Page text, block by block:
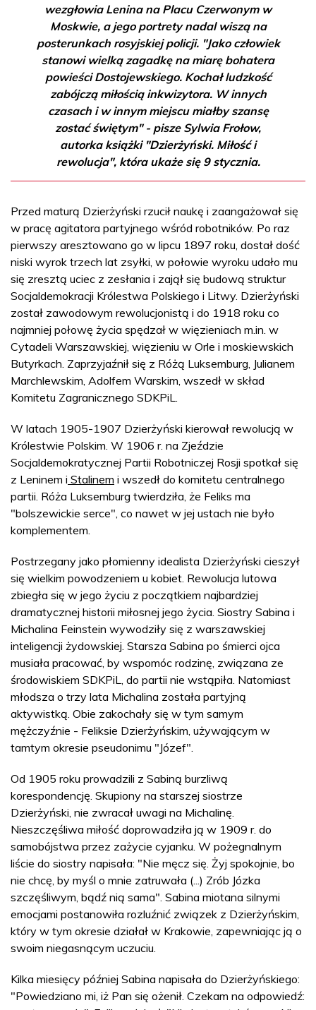
wezgłowia Lenina na Placu Czerwonym w
Moskwie, a jego portrety nadal wiszą na
posterunkach rosyjskiej policji. "Jako człowiek
stanowi wielką zagadkę na miarę bohatera
powieści Dostojewskiego. Kochał ludzkość
zabójczą miłością inkwizytora. W innych
czasach i w innym miejscu miałby szansę
zostać świętym" - pisze Sylwia Frołow,
autorka książki "Dzierżyński. Miłość i
rewolucja", która ukaże się 9 stycznia.
Przed maturą Dzierżyński rzucił naukę i zaangażował się
w pracę agitatora partyjnego wśród robotników. Po raz
pierwszy aresztowano go w lipcu 1897 roku, dostał dość
niski wyrok trzech lat zsyłki, w połowie wyroku udało mu
się zresztą uciec z zesłania i zajął się budową struktur
Socjaldemokracji Królestwa Polskiego i Litwy. Dzierżyński
został zawodowym rewolucjonistą i do 1918 roku co
najmniej połowę życia spędzał w więzieniach m.in. w
Cytadeli Warszawskiej, więzieniu w Orle i moskiewskich
Butyrkach. Zaprzyjaźnił się z Różą Luksemburg, Julianem
Marchlewskim, Adolfem Warskim, wszedł w skład
Komitetu Zagranicznego SDKPiL.
W latach 1905-1907 Dzierżyński kierował rewolucją w
Królestwie Polskim. W 1906 r. na Zjeździe
Socjaldemokratycznej Partii Robotniczej Rosji spotkał się
z Leninem i Stalinem i wszedł do komitetu centralnego
partii. Róża Luksemburg twierdziła, że Feliks ma
"bolszewickie serce", co nawet w jej ustach nie było
komplementem.
Postrzegany jako płomienny idealista Dzierżyński cieszył
się wielkim powodzeniem u kobiet. Rewolucja lutowa
zbiegła się w jego życiu z początkiem najbardziej
dramatycznej historii miłosnej jego życia. Siostry Sabina i
Michalina Feinstein wywodziły się z warszawskiej
inteligencji żydowskiej. Starsza Sabina po śmierci ojca
musiała pracować, by wspomóc rodzinę, związana ze
środowiskiem SDKPiL, do partii nie wstąpiła. Natomiast
młodsza o trzy lata Michalina została partyjną
aktywistką. Obie zakochały się w tym samym
mężczyźnie - Feliksie Dzierżyńskim, używającym w
tamtym okresie pseudonimu "Józef".
Od 1905 roku prowadzili z Sabiną burzliwą
korespondencję. Skupiony na starszej siostrze
Dzierżyński, nie zwracał uwagi na Michalinę.
Nieszczęśliwa miłość doprowadziła ją w 1909 r. do
samobójstwa przez zażycie cyjanku. W pożegnalnym
liście do siostry napisała: "Nie męcz się. Żyj spokojnie, bo
nie chcę, by myśl o mnie zatruwała (...) Zrób Józka
szczęśliwym, bądź nią sama". Sabina miotana silnymi
emocjami postanowiła rozluźnić związek z Dzierżyńskim,
który w tym okresie działał w Krakowie, zapewniając ją o
swoim niegasnącym uczuciu.
Kilka miesięcy później Sabina napisała do Dzierżyńskiego:
"Powiedziano mi, iż Pan się ożenił. Czekam na odpowiedź: